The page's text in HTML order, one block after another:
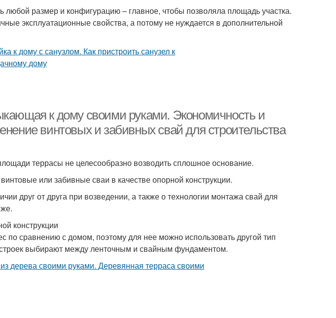
любой размер и конфигурацию – главное, чтобы позволяла площадь участка.
эксплуатационные свойства, а потому не нуждается в дополнительной
к дому своими руками. Экономичность и
винтовых и забивных свай для строительства
террасы не целесообразно возводить сплошное основание.
или забивные сваи в качестве опорной конструкции.
друг от друга при возведении, а также о технологии монтажа свай для
конструкции
по сравнению с домом, поэтому для нее можно использовать другой тип
выбирают между ленточным и свайным фундаментом.